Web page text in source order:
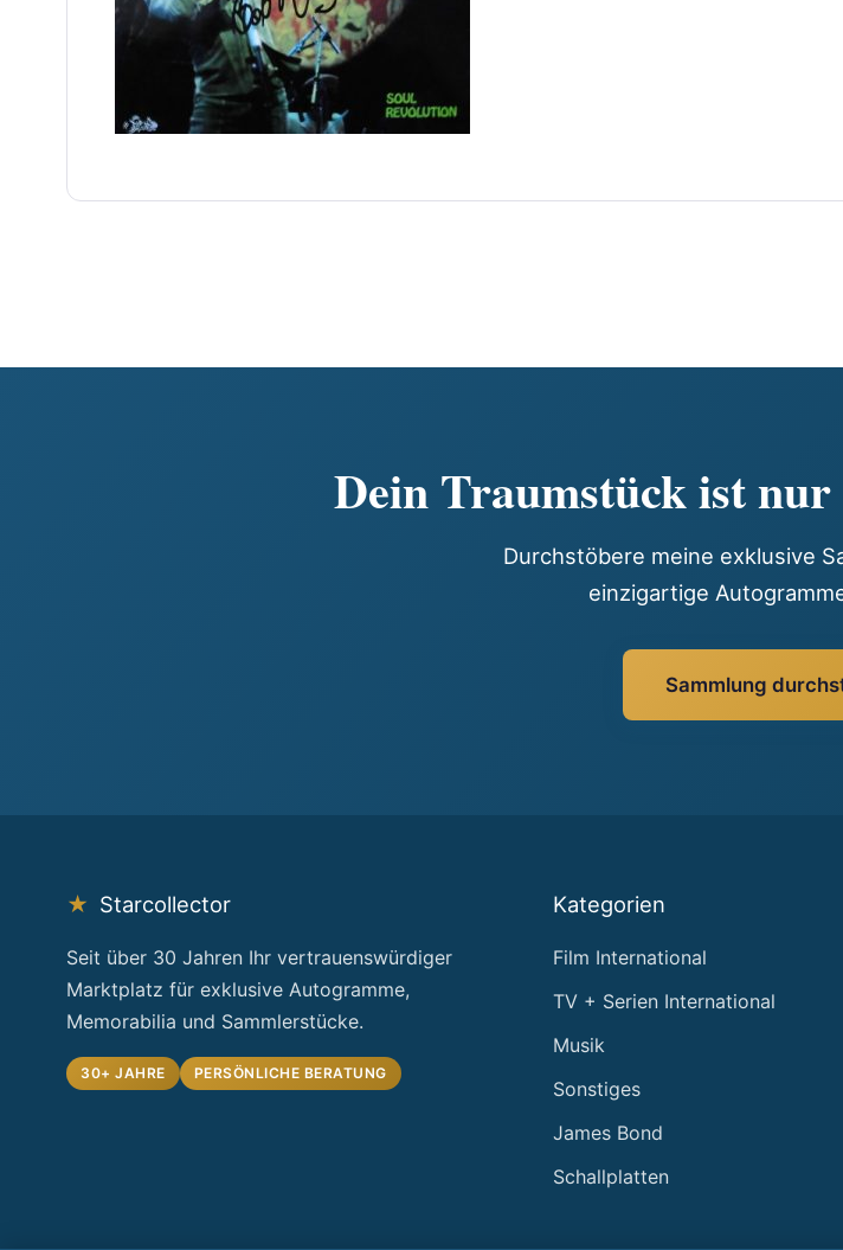
Dein Traumstück ist
Durchstöbere meine exklusive
einzigartige
Sammlung
★ Starcollector
Seit über 30 Jahren Ihr vertrauenswürdiger
Marktplatz für exklusive Autogramme,
Memorabilia und Sammlerstücke.
30+ JAHRE PERSÖNLICHE BERATUNG
Kategorien
Film International
TV + Serien International
Musik
Sonstiges
James Bond
Schallplatten